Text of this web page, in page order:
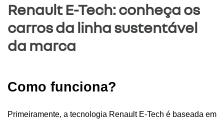
Renault E-Tech: conheça os
carros da linha sustentável
da marca
Como funciona?